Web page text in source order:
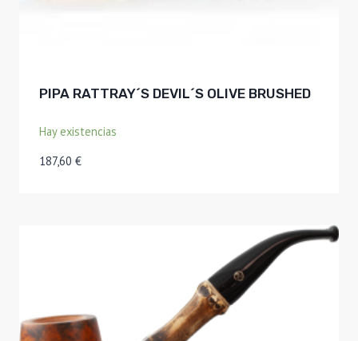
PIPA RATTRAY´S DEVIL´S OLIVE BRUSHED
Hay existencias
187,60 €